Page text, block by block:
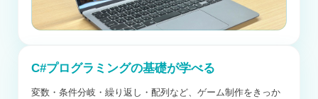
C#プログラミングの基礎が学べる
変数・条件分岐・繰り返し・配列など、ゲーム制作をきっか